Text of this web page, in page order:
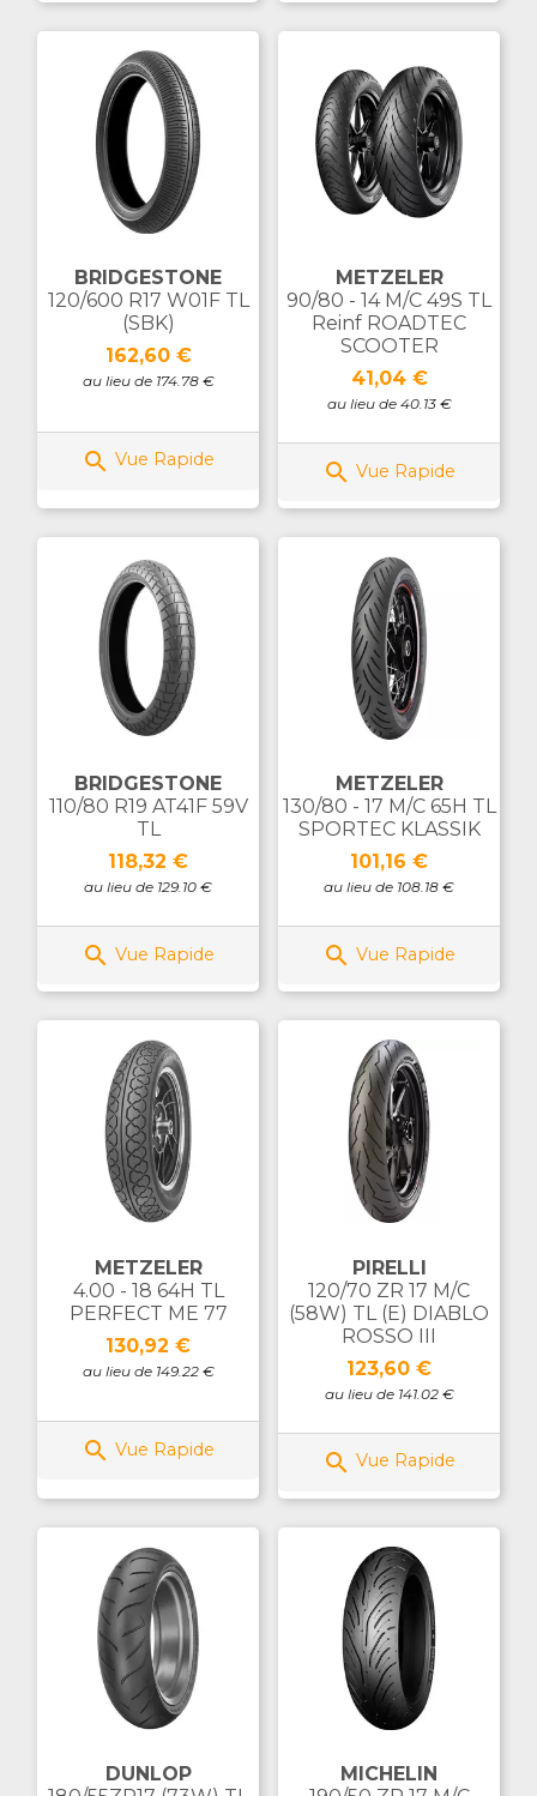
BRIDGESTONE
120/600 R17 W01F TL
(SBK)
Prix
162,60 €
au lieu de 174.78 €
 Vue Rapide
METZELER
90/80 - 14 M/C 49S TL
Reinf ROADTEC
SCOOTER
Prix
41,04 €
au lieu de 40.13 €
 Vue Rapide
BRIDGESTONE
110/80 R19 AT41F 59V
TL
Prix
118,32 €
au lieu de 129.10 €
 Vue Rapide
METZELER
130/80 - 17 M/C 65H TL
SPORTEC KLASSIK
Prix
101,16 €
au lieu de 108.18 €
 Vue Rapide
METZELER
4.00 - 18 64H TL
PERFECT ME 77
Prix
130,92 €
au lieu de 149.22 €
 Vue Rapide
PIRELLI
120/70 ZR 17 M/C
(58W) TL (E) DIABLO
ROSSO III
Prix
123,60 €
au lieu de 141.02 €
 Vue Rapide
DUNLOP
MICHELIN